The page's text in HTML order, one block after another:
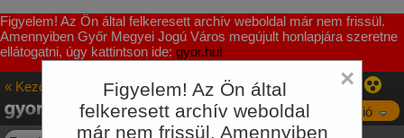
×
Figyelem! Az Ön által
felkeresett archív weboldal
már nem frissül. Amennyiben
Figyelem! Az Ön által felkeresett archív weboldal már nem frissül.
Amennyiben Győr Megyei Jogú Város megújult honlapjára szeretne
ellátogatni, úgy kattintson ide: gyor.hu!
« Kezőoldal
Innováció
Navigáció